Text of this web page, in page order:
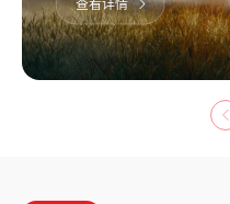
作用。为新能源设备
助力能源的高效利用
洁能源的普及和应用。